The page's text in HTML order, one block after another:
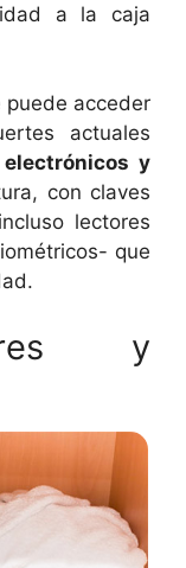
a la caja
puede acceder
actuales
y
con claves
lectores
que
y